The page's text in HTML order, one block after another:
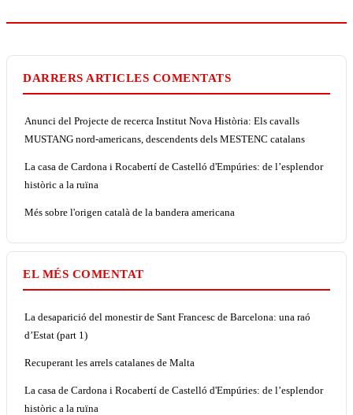
DARRERS ARTICLES COMENTATS
Anunci del Projecte de recerca Institut Nova Història: Els cavalls
MUSTANG nord-americans, descendents dels MESTENC catalans
La casa de Cardona i Rocabertí de Castelló d'Empúries: de l’esplendor
històric a la ruïna
Més sobre l'origen català de la bandera americana
EL MÉS COMENTAT
La desaparició del monestir de Sant Francesc de Barcelona: una raó
d’Estat (part 1)
Recuperant les arrels catalanes de Malta
La casa de Cardona i Rocabertí de Castelló d'Empúries: de l’esplendor
històric a la ruïna